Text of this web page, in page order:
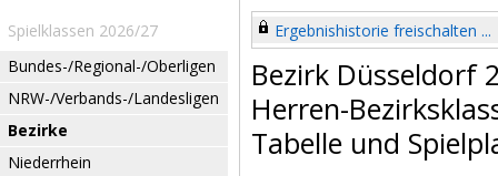
Spielklassen 2026/27
Bundes-/Regional-/Oberligen
NRW-/Verbands-/Landesligen
Bezirke
Niederrhein
Ergebnishistorie freischalten ...
Bezirk Düsseldorf
Herren-
Tabelle und